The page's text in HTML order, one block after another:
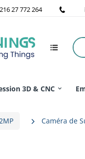
27 772 264
3D & CNC
Caméra de